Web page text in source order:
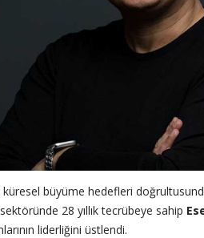
büyüme hedefleri
28 yıllık tecrübeye sahip
liderliğini üstlendi.